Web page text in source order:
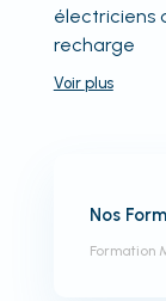
électriciens
recharge
Voir plus
Nos
Formation